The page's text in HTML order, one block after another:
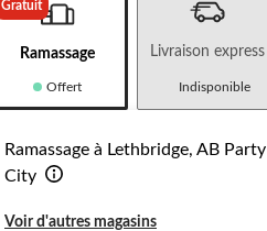
Gratuit
Ramassage
Offert
Livraison express
Indisponible
Ramassage à Lethbridge, AB Party
City
Voir d'autres magasins